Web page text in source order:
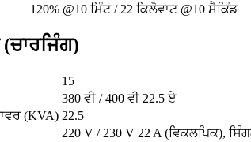
120% @10 ਮਿੰਟ / 22 ਕਿਲੋਵਾਟ @10 ਸੈਕਿੰਡ
15
380 ਵੀ / 400 ਵੀ 22.5 ਏ
(KVA) 22.5
220 V / 230 V 22 A (ਵਿਕਲਪਿਕ),